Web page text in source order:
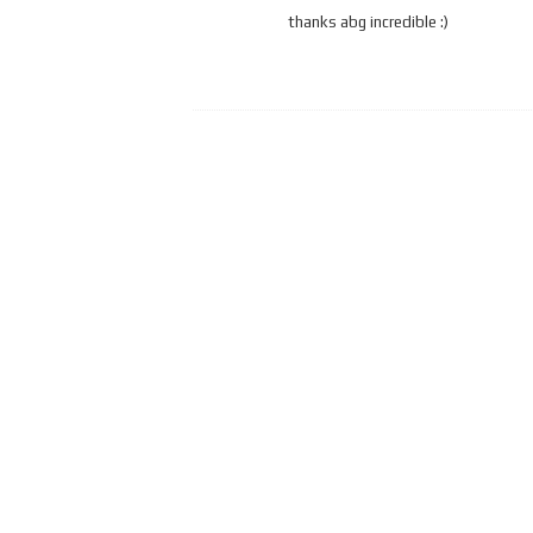
thanks abg incredible :)